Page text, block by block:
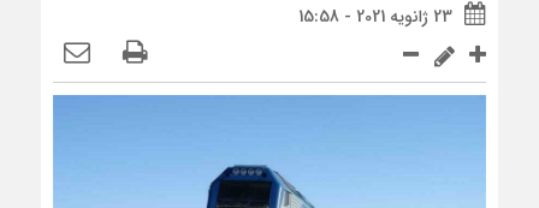
23 ژانویه 2021 - 15:58